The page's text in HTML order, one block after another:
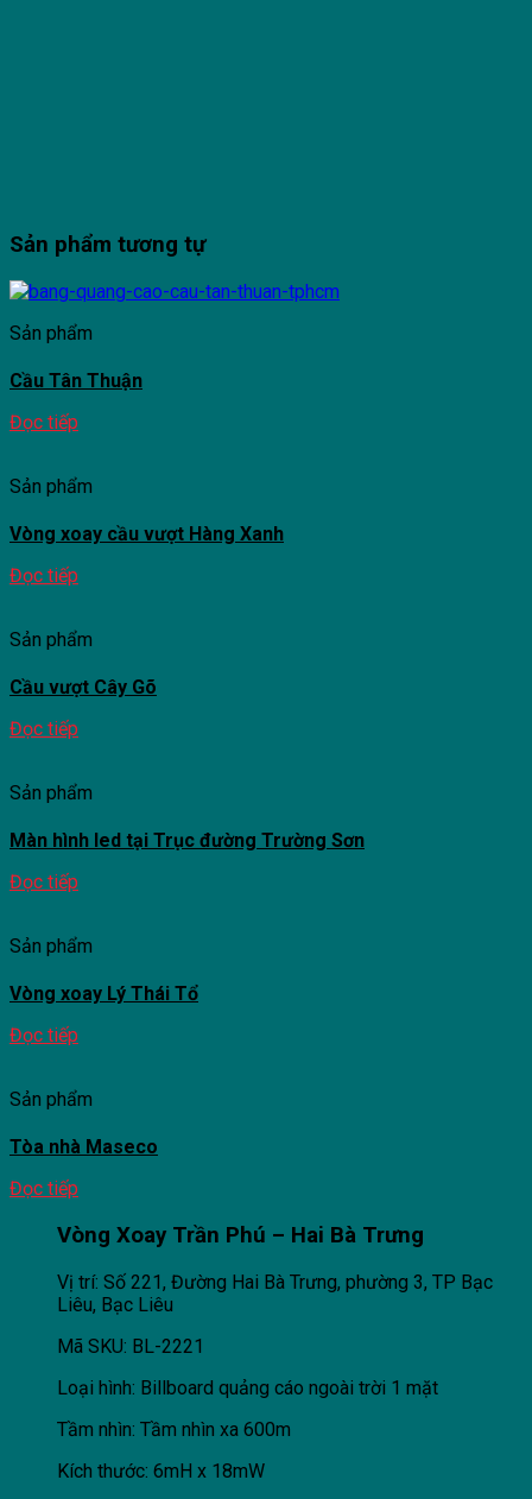
Sản phẩm tương tự
Sản phẩm
Cầu Tân Thuận
Đọc tiếp
Sản phẩm
Vòng xoay cầu vượt Hàng Xanh
Đọc tiếp
Sản phẩm
Cầu vượt Cây Gõ
Đọc tiếp
Sản phẩm
Màn hình led tại Trục đường Trường Sơn
Đọc tiếp
Sản phẩm
Vòng xoay Lý Thái Tổ
Đọc tiếp
Sản phẩm
Tòa nhà Maseco
Đọc tiếp
Vòng Xoay Trần Phú – Hai Bà Trưng
Vị trí: Số 221, Đường Hai Bà Trưng, phường 3, TP Bạc
Liêu, Bạc Liêu
Mã SKU: BL-2221
Loại hình: Billboard quảng cáo ngoài trời 1 mặt
Tầm nhìn: Tầm nhìn xa 600m
Kích thước: 6mH x 18mW